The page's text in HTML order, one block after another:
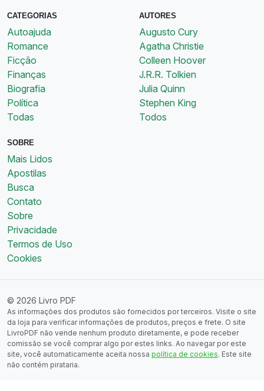
CATEGORIAS
Autoajuda
Romance
Ficção
Finanças
Biografia
Política
Todas
AUTORES
Augusto Cury
Agatha Christie
Colleen Hoover
J.R.R. Tolkien
Julia Quinn
Stephen King
Todos
SOBRE
Mais Lidos
Apostilas
Busca
Contato
Sobre
Privacidade
Termos de Uso
Cookies
© 2026 Livro PDF
As informações dos produtos são fornecidos por terceiros. Visite o site
da loja para verificar informações de produtos, preços e frete. O site
LivroPDF não vende nenhum produto diretamente, e pode receber
comissão se você comprar algo por estes links. Ao navegar por este
site, você automaticamente aceita nossa política de cookies. Este site
não contém pirataria.